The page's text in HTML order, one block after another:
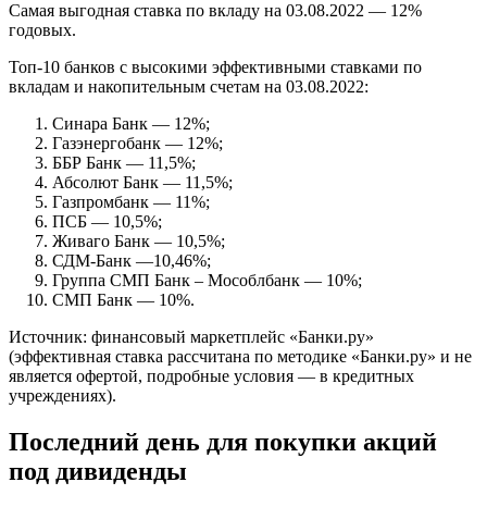
Самая выгодная ставка по вкладу на 03.08.2022 — 12%
годовых.
Топ-10 банков с высокими эффективными ставками по
вкладам и накопительным счетам на 03.08.2022:
Синара Банк — 12%;
Газэнергобанк — 12%;
ББР Банк — 11,5%;
Абсолют Банк — 11,5%;
Газпромбанк — 11%;
ПСБ — 10,5%;
Живаго Банк — 10,5%;
СДМ-Банк —10,46%;
Группа СМП Банк – Мособлбанк — 10%;
СМП Банк — 10%.
Источник: финансовый маркетплейс «Банки.ру»
(эффективная ставка рассчитана по методике «Банки.ру» и не
является офертой, подробные условия — в кредитных
учреждениях).
Последний день для покупки акций
под дивиденды